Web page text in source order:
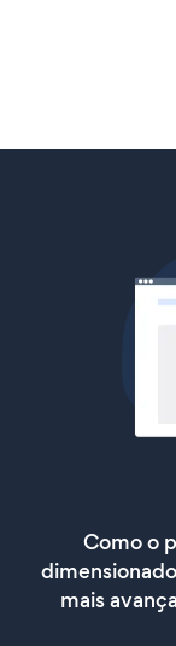
Como o
mais